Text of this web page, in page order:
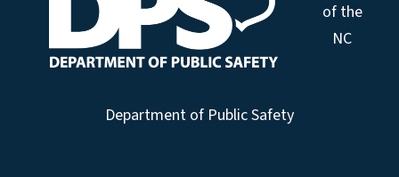
of the
NC
Department of Public Safety